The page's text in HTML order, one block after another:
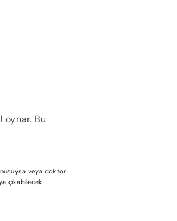
Bu
veya doktor
çıkabilecek